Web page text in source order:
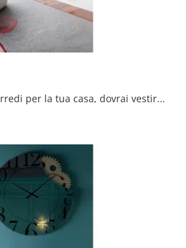
Dopo avere scelto gli arredi per la tua casa, dovrai vestire gli ambienti domestici con i multifunzionali Complementi di grande valore decorativo che ...